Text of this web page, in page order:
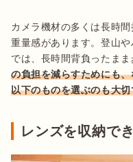
カメラ機材の多くは長時
重量感があります。登山
では、長時間背負ったま
の負担を減らすためにも
以下のものを選ぶのも大切
レンズを収納で